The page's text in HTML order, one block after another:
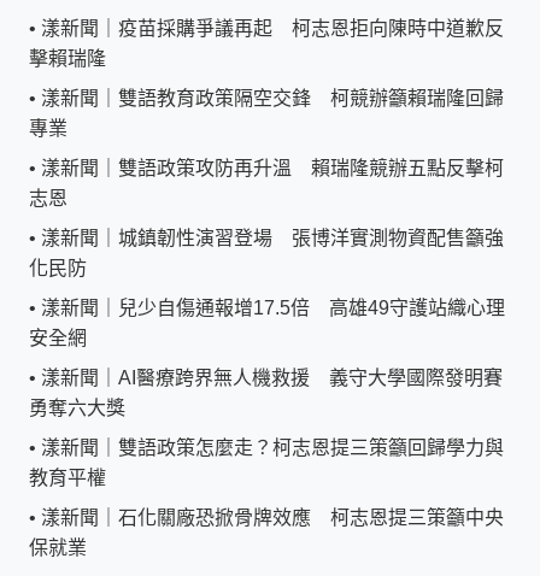
• 漾新聞｜疫苗採購爭議再起 柯志恩拒向陳時中道歉反
擊賴瑞隆
• 漾新聞｜雙語教育政策隔空交鋒 柯競辦籲賴瑞隆回歸
專業
• 漾新聞｜雙語政策攻防再升溫 賴瑞隆競辦五點反擊柯
志恩
• 漾新聞｜城鎮韌性演習登場 張博洋實測物資配售籲強
化民防
• 漾新聞｜兒少自傷通報增17.5倍 高雄49守護站織心理
安全網
• 漾新聞｜AI醫療跨界無人機救援 義守大學國際發明賽
勇奪六大獎
• 漾新聞｜雙語政策怎麼走？柯志恩提三策籲回歸學力與
教育平權
• 漾新聞｜石化關廠恐掀骨牌效應 柯志恩提三策籲中央
保就業